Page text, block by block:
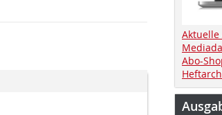
Aktuelle
Abo-